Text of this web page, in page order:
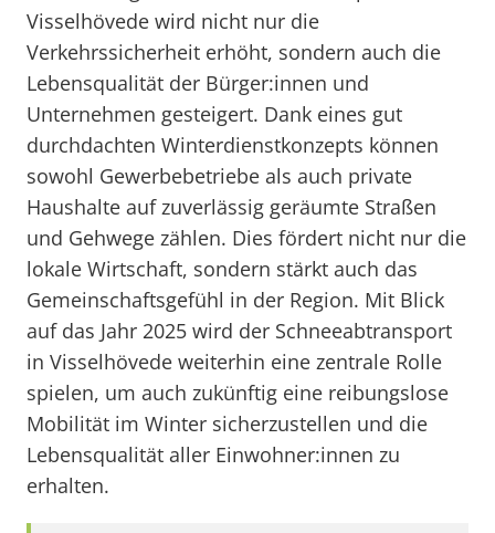
Visselhövede wird nicht nur die
Verkehrssicherheit erhöht, sondern auch die
Lebensqualität der Bürger:innen und
Unternehmen gesteigert. Dank eines gut
durchdachten Winterdienstkonzepts können
sowohl Gewerbebetriebe als auch private
Haushalte auf zuverlässig geräumte Straßen
und Gehwege zählen. Dies fördert nicht nur die
lokale Wirtschaft, sondern stärkt auch das
Gemeinschaftsgefühl in der Region. Mit Blick
auf das Jahr 2025 wird der Schneeabtransport
in Visselhövede weiterhin eine zentrale Rolle
spielen, um auch zukünftig eine reibungslose
Mobilität im Winter sicherzustellen und die
Lebensqualität aller Einwohner:innen zu
erhalten.